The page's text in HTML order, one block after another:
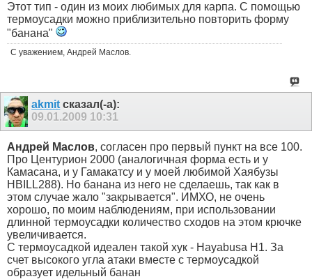
Этот тип - один из моих любимых для карпа. С помощью
термоусадки можно приблизительно повторить форму
"банана"
С уважением, Андрей Маслов.
akmit сказал(-а):
09.01.2009 10:31
Андрей Маслов, согласен про первый пункт на все 100.
Про Центурион 2000 (аналогичная форма есть и у
Камасана, и у Гамакатсу и у моей любимой Хаябузы
HBILL288). Но банана из него не сделаешь, так как в
этом случае жало "закрывается". ИМХО, не очень
хорошо, по моим наблюдениям, при использовании
длинной термоусадки количество сходов на этом крючке
увеличивается.
C термоусадкой идеален такой хук - Hayabusa H1. За
счет высокого угла атаки вместе с термоусадкой
образует идельный банан